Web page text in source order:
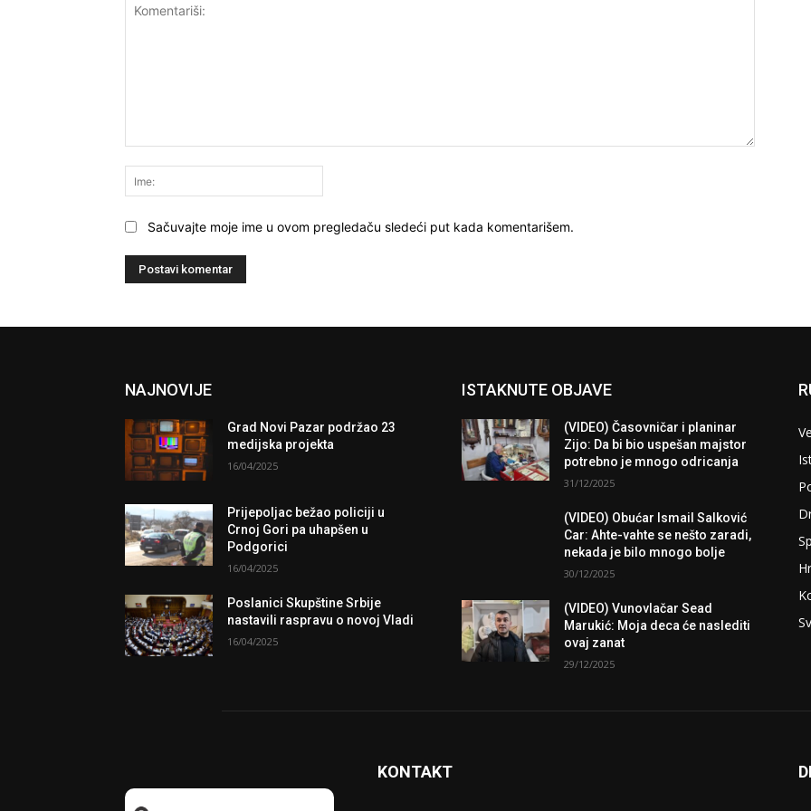
Sačuvajte moje ime u ovom pregledaču sledeći put kada komentarišem.
NAJNOVIJE
Grad Novi Pazar podržao 23
medijska projekta
16/04/2025
Prijepoljac bežao policiji u
Crnoj Gori pa uhapšen u
Podgorici
16/04/2025
Poslanici Skupštine Srbije
nastavili raspravu o novoj Vladi
16/04/2025
ISTAKNUTE OBJAVE
(VIDEO) Časovničar i planinar
Zijo: Da bi bio uspešan majstor
potrebno je mnogo odricanja
31/12/2025
(VIDEO) Obućar Ismail Salković
Car: Ahte-vahte se nešto zaradi,
nekada je bilo mnogo bolje
30/12/2025
(VIDEO) Vunovlačar Sead
Marukić: Moja deca će naslediti
ovaj zanat
29/12/2025
KONTAKT